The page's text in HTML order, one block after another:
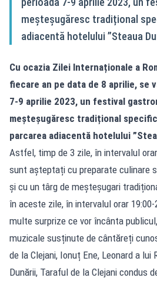
meșteșugăresc tradițional
adiacentă hotelului ”Steaua
Cu ocazia Zilei Internaționale a
fiecare an pe data de 8 aprilie, se
7-9 aprilie 2023, un festival
meșteșugăresc tradițional
parcarea adiacentă hotelului
Astfel, timp de 3 zile, în intervalul
sunt așteptați cu preparate culinare
și cu un târg de meșteșugari
în aceste zile, în intervalul orar
multe surprize ce vor încânta
muzicale susținute de cântăreți
de la Clejani, Ionuț Ene, Leonard a lui
Dunării, Taraful de la Clejani condus